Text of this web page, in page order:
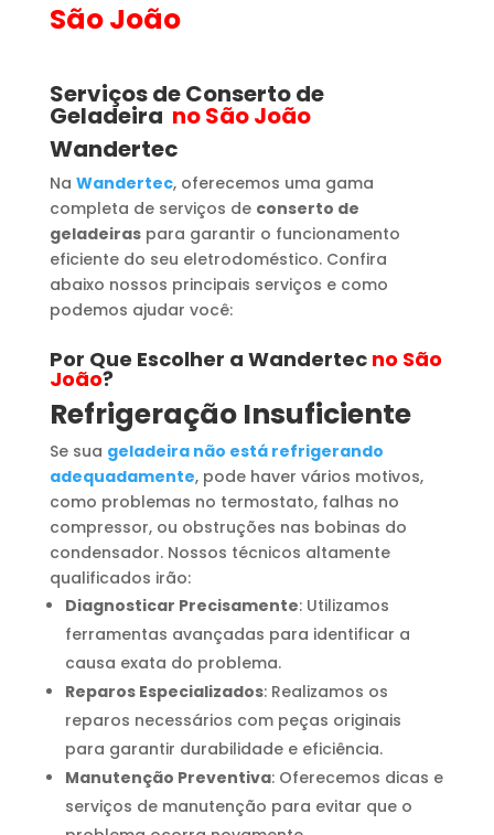
São João
Serviços de Conserto de
Geladeira no São João
Wandertec
Na Wandertec, oferecemos uma gama
completa de serviços de conserto de
geladeiraspara garantir o funcionamento
eficiente do seu eletrodoméstico. Confira
abaixo nossos principais serviços e como
podemos ajudar você:
Por Que Escolher a Wandertec no São
João?
Refrigeração Insuficiente
Se sua geladeira não está refrigerando
adequadamente, pode haver vários motivos,
como problemas no termostato, falhas no
compressor, ou obstruções nas bobinas do
condensador. Nossos técnicos altamente
qualificados irão:
Diagnosticar Precisamente: Utilizamos
ferramentas avançadas para identificar a
causa exata do problema.
Reparos Especializados: Realizamos os
reparos necessários com peças originais
para garantir durabilidade e eficiência.
Manutenção Preventiva: Oferecemos dicas e
serviços de manutenção para evitar que o